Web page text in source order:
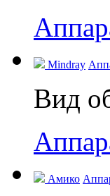
Mindray
Вид
Амико